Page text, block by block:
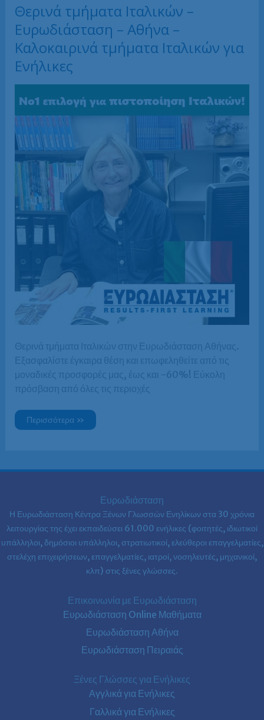
Θερινά τμήματα Ιταλικών –
Ευρωδιάσταση – Αθήνα –
Καλοκαιρινά τμήματα Ιταλικών για
Ενήλικες
Θερινά τμήματα Ιταλικών στην Ευρωδιάσταση Αθήνας.
Εξασφαλίστε έγκαιρα θέση και επωφεληθείτε από τις
μοναδικές προσφορές μας, έως και -60%! Εύκολη
πρόσβαση από όλες τις περιοχές
Θερινά
τμήματα
Αθήνα
Ενήλικες
Περισσότερα »
Ευρωδιάσταση
Η Ευρωδιάσταση Κέντρα Ξένων Γλωσσών Ενηλίκων στα 30 χρόνια
λειτουργίας της έχει εκπαιδεύσει 61.000 ενήλικες (φοιτητές, ιδιωτικοί
υπάλληλοι, δημόσιοι υπάλληλοι, στρατιωτικοί, ελεύθεροι επαγγελματίες,
στελέχη επιχειρήσεων, επαγγελματίες, ιατροί, νοσηλευτές, μηχανικοί,
κλπ) στις ξένες γλώσσες.
Επικοινωνία με Ευρωδιάσταση
Ευρωδιάσταση Online Μαθήματα
Ευρωδιάσταση Αθήνα
Ευρωδιάσταση Πειραιάς
Ξένες Γλώσσες για Ενήλικες
Αγγλικά για Ενήλικες
Γαλλικά για Ενήλικες